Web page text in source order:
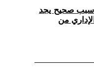
سبب صحیح یجد
من